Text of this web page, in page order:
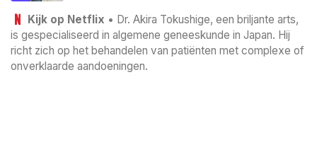
Kijk op Netflix • Dr. Akira Tokushige, een briljante arts,
is gespecialiseerd in algemene geneeskunde in Japan. Hij
richt zich op het behandelen van patiënten met complexe of
onverklaarde aandoeningen.